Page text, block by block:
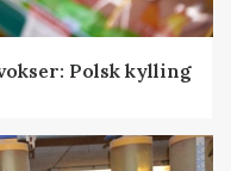
Polsk kylling